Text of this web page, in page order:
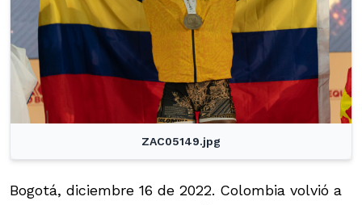
ZAC05149.jpg
Bogotá, diciembre 16 de 2022. Colombia volvió a